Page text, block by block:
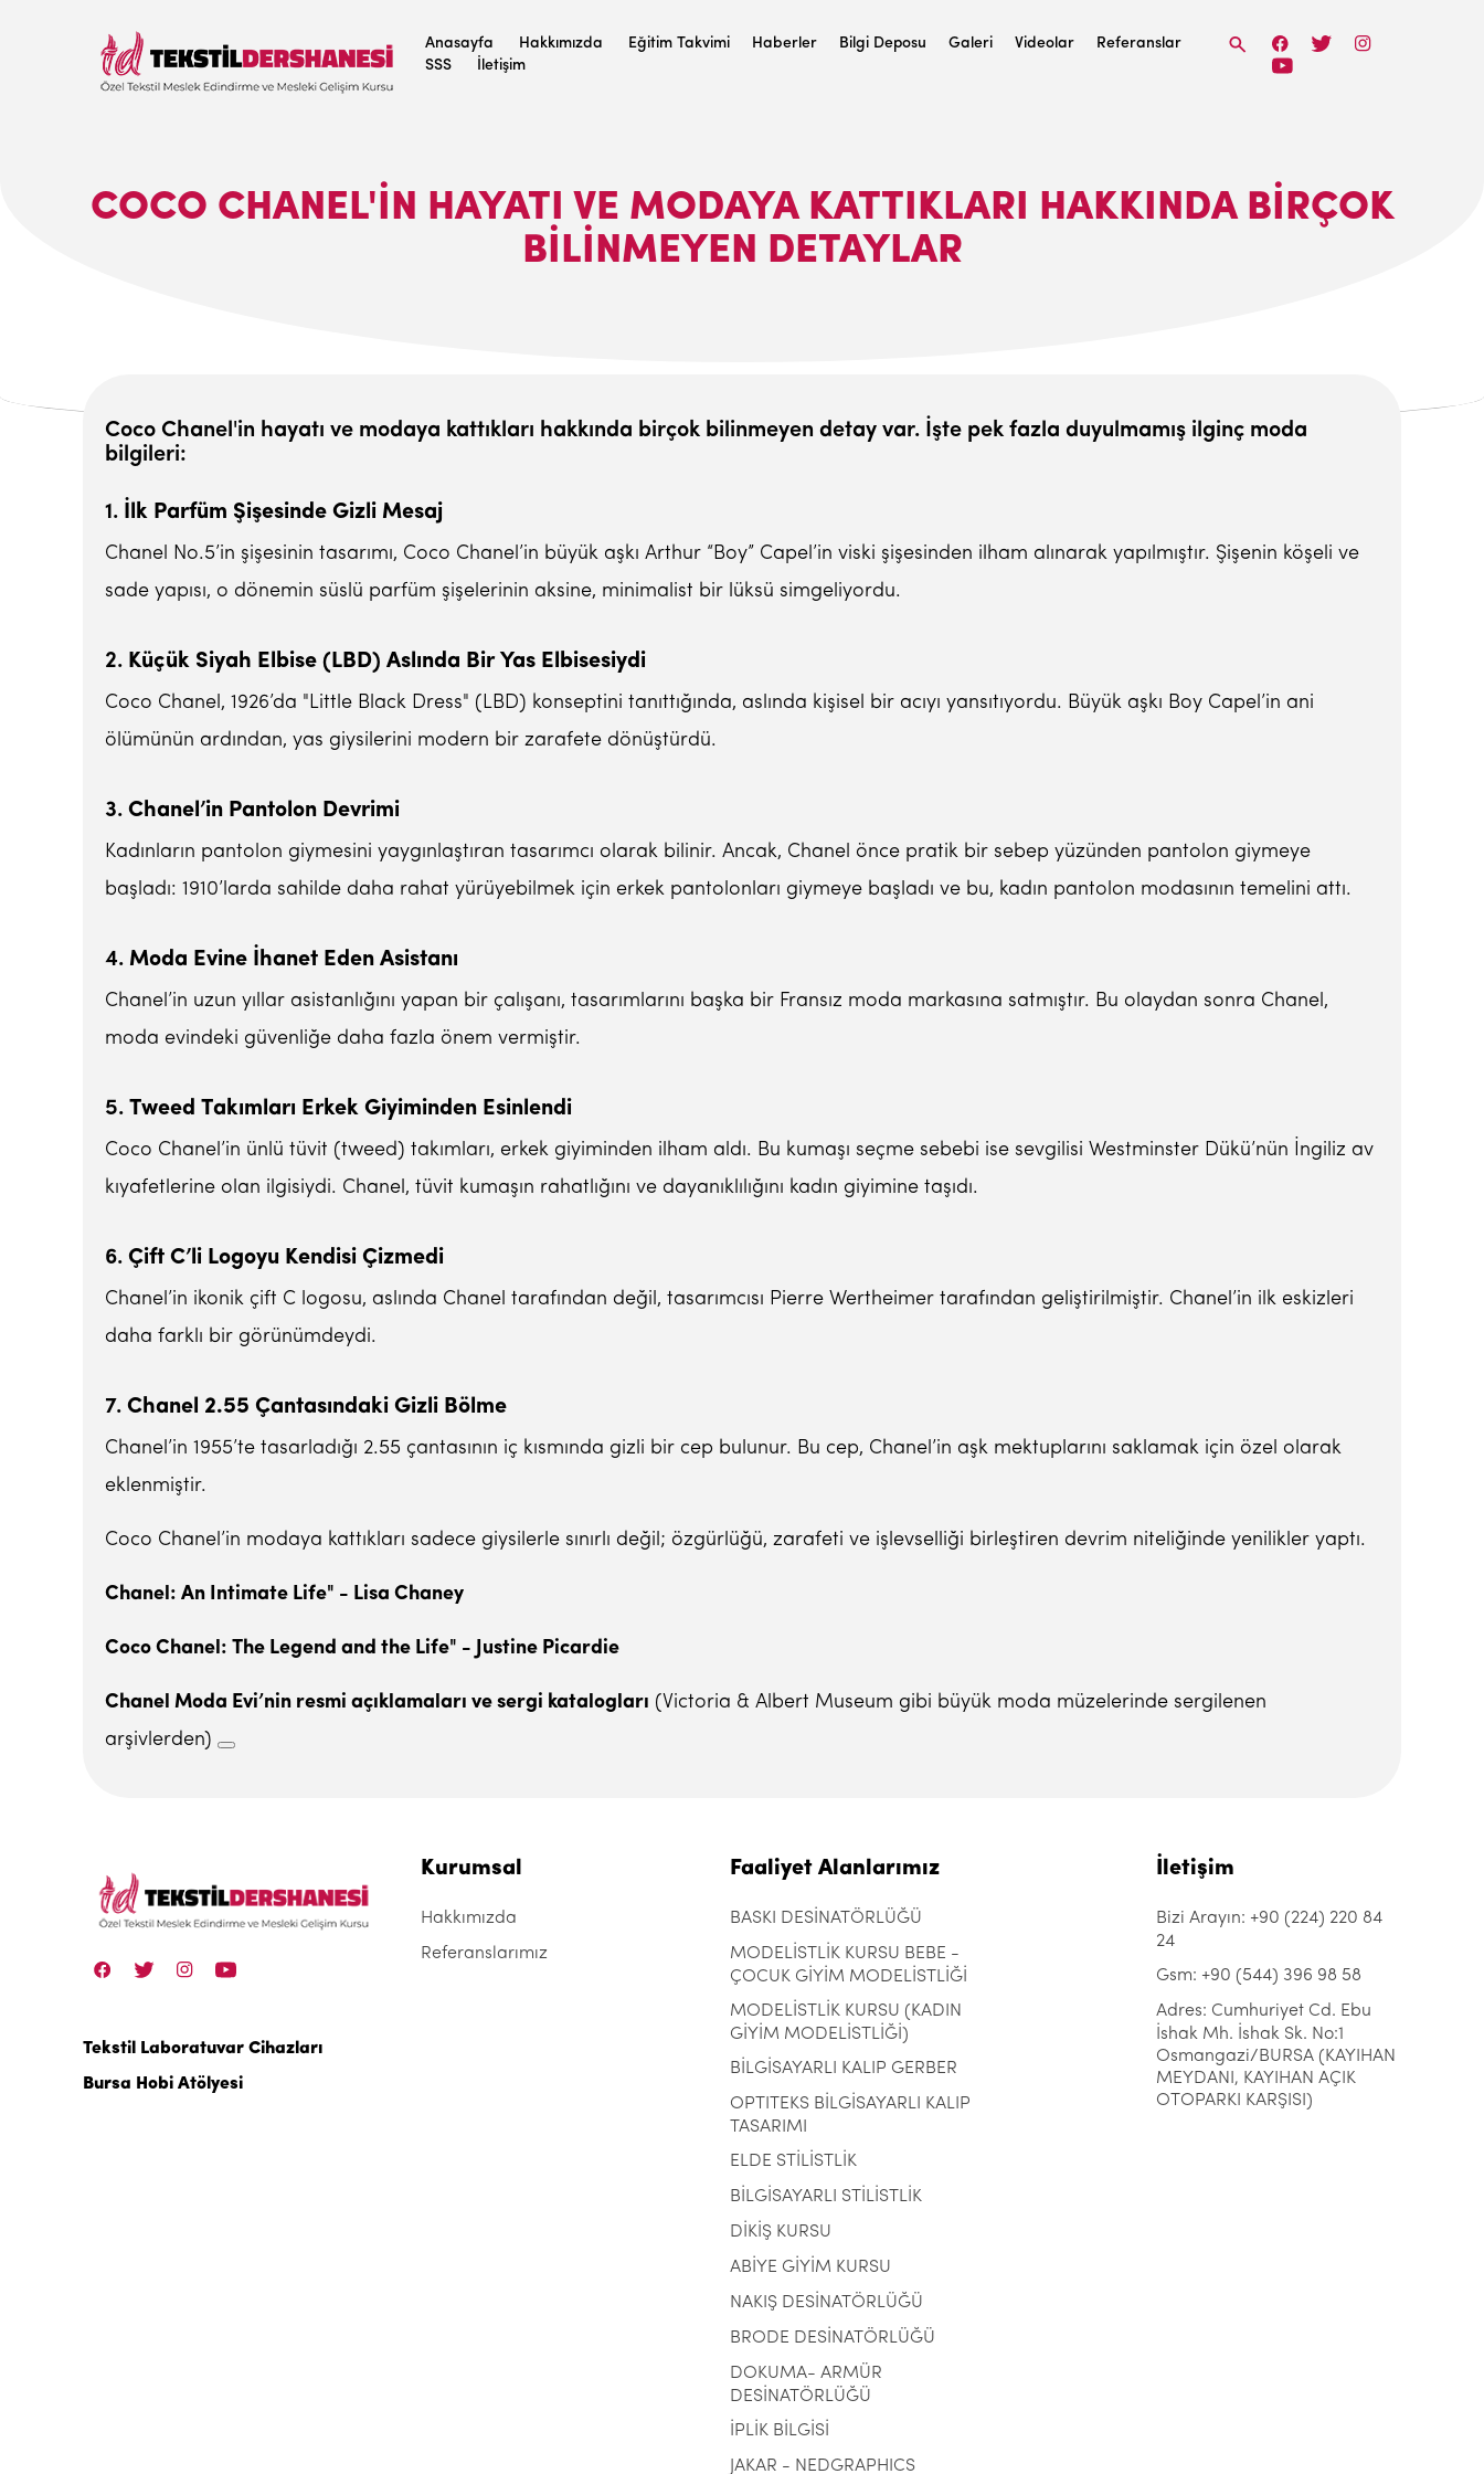
Anasayfa Hakkımızda Eğitim Takvimi Haberler Bilgi Deposu Galeri Videolar
Referanslar
SSS
İletişim
COCO CHANEL'İN HAYATI VE MODAYA KATTIKLARI HAKKINDA BİRÇOK
BİLİNMEYEN DETAYLAR
Coco Chanel'in hayatı ve modaya kattıkları hakkında birçok bilinmeyen detay var. İşte pek fazla duyulmamış ilginç moda
bilgileri:
1. İlk Parfüm Şişesinde Gizli Mesaj
Chanel No.5’in şişesinin tasarımı, Coco Chanel’in büyük aşkı Arthur “Boy” Capel’in viski şişesinden ilham alınarak yapılmıştır. Şişenin köşeli ve
sade yapısı, o dönemin süslü parfüm şişelerinin aksine, minimalist bir lüksü simgeliyordu.
2. Küçük Siyah Elbise (LBD) Aslında Bir Yas Elbisesiydi
Coco Chanel, 1926’da "Little Black Dress" (LBD) konseptini tanıttığında, aslında kişisel bir acıyı yansıtıyordu. Büyük aşkı Boy Capel’in ani
ölümünün ardından, yas giysilerini modern bir zarafete dönüştürdü.
3. Chanel’in Pantolon Devrimi
Kadınların pantolon giymesini yaygınlaştıran tasarımcı olarak bilinir. Ancak, Chanel önce pratik bir sebep yüzünden pantolon giymeye
başladı: 1910’larda sahilde daha rahat yürüyebilmek için erkek pantolonları giymeye başladı ve bu, kadın pantolon modasının temelini attı.
4. Moda Evine İhanet Eden Asistanı
Chanel’in uzun yıllar asistanlığını yapan bir çalışanı, tasarımlarını başka bir Fransız moda markasına satmıştır. Bu olaydan sonra Chanel,
moda evindeki güvenliğe daha fazla önem vermiştir.
5. Tweed Takımları Erkek Giyiminden Esinlendi
Coco Chanel’in ünlü tüvit (tweed) takımları, erkek giyiminden ilham aldı. Bu kumaşı seçme sebebi ise sevgilisi Westminster Dükü’nün İngiliz av
kıyafetlerine olan ilgisiydi. Chanel, tüvit kumaşın rahatlığını ve dayanıklılığını kadın giyimine taşıdı.
6. Çift C’li Logoyu Kendisi Çizmedi
Chanel’in ikonik çift C logosu, aslında Chanel tarafından değil, tasarımcısı Pierre Wertheimer tarafından geliştirilmiştir. Chanel’in ilk eskizleri
daha farklı bir görünümdeydi.
7. Chanel 2.55 Çantasındaki Gizli Bölme
Chanel’in 1955’te tasarladığı 2.55 çantasının iç kısmında gizli bir cep bulunur. Bu cep, Chanel’in aşk mektuplarını saklamak için özel olarak
eklenmiştir.
Coco Chanel’in modaya kattıkları sadece giysilerle sınırlı değil; özgürlüğü, zarafeti ve işlevselliği birleştiren devrim niteliğinde yenilikler yaptı.
Chanel: An Intimate Life" - Lisa Chaney
Coco Chanel: The Legend and the Life" - Justine Picardie
Chanel Moda Evi’nin resmi açıklamaları ve sergi katalogları (Victoria & Albert Museum gibi büyük moda müzelerinde sergilenen
arşivlerden)
Tekstil Laboratuvar Cihazları
Bursa Hobi Atölyesi
Kurumsal
Hakkımızda
Referanslarımız
Faaliyet Alanlarımız
BASKI DESİNATÖRLÜĞÜ
MODELİSTLİK KURSU BEBE -
ÇOCUK GİYİM MODELİSTLİĞİ
MODELİSTLİK KURSU (KADIN
GİYİM MODELİSTLİĞİ)
BİLGİSAYARLI KALIP GERBER
OPTITEKS BİLGİSAYARLI KALIP
TASARIMI
ELDE STİLİSTLİK
BİLGİSAYARLI STİLİSTLİK
DİKİŞ KURSU
ABİYE GİYİM KURSU
NAKIŞ DESİNATÖRLÜĞÜ
BRODE DESİNATÖRLÜĞÜ
DOKUMA- ARMÜR
DESİNATÖRLÜĞÜ
İPLİK BİLGİSİ
JAKAR - NEDGRAPHICS
İletişim
Bizi Arayın: +90 (224) 220 84
24
Gsm: +90 (544) 396 98 58
Adres: Cumhuriyet Cd. Ebu
İshak Mh. İshak Sk. No:1
Osmangazi/BURSA (KAYIHAN
MEYDANI, KAYIHAN AÇIK
OTOPARKI KARŞISI)